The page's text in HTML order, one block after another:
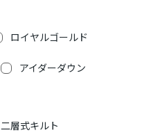
ロイヤルゴールド
アイダーダウン
二層式キルト